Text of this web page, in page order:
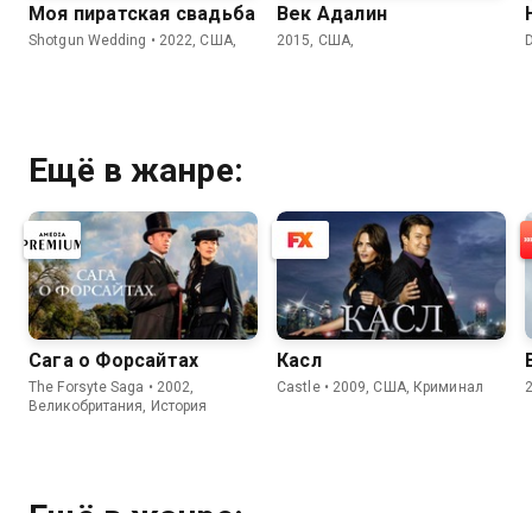
Моя пиратская свадьба
Shotgun Wedding • 2022, США,
Век Адалин
2015, США,
Ещё в жанре:
Сага о Форсайтах
The Forsyte Saga • 2002,
Великобритания, История
Касл
Castle • 2009, США, Криминал